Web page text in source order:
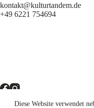
Diese Website verwendet
kontakt@kulturtandem.de
+49 6221 754694